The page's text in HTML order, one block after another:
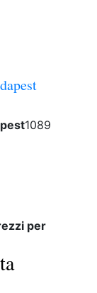
1089
per